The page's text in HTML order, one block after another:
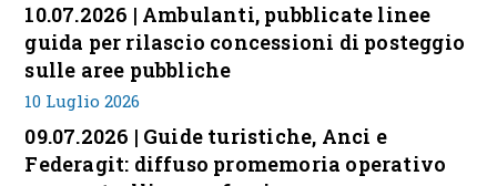
10.07.2026 | Ambulanti, pubblicate linee
guida per rilascio concessioni di posteggio
sulle aree pubbliche
10 Luglio 2026
09.07.2026 | Guide turistiche, Anci e
Federagit: diffuso promemoria operativo